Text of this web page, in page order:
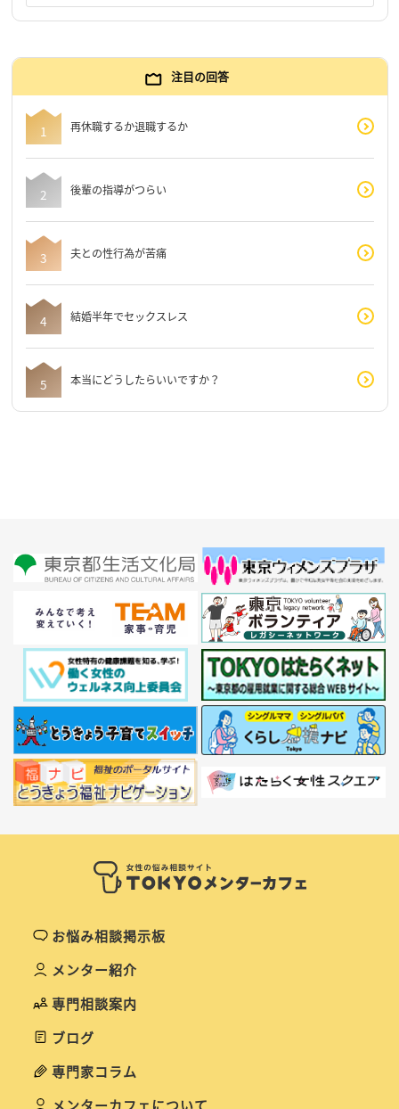
注目の回答
再休職するか退職するか
後輩の指導がつらい
夫との性行為が苦痛
結婚半年でセックスレス
本当にどうしたらいいですか？
お悩み相談掲示板
メンター紹介
専門相談案内
ブログ
専門家コラム